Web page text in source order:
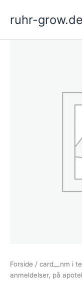
ruhr-grow.de
Forside / card__nm i
anmeldelser, på